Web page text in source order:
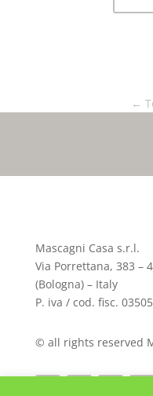
←
Mascagni Casa s.r.l.
Via Porrettana, 383 –
(Bologna) – Italy
P. iva / cod. fisc.
© all rights reserved